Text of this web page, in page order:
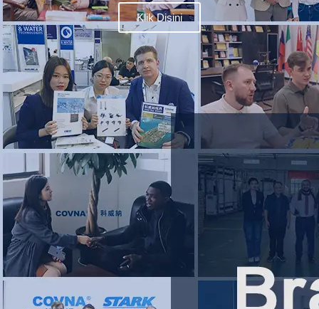
Klik Disini